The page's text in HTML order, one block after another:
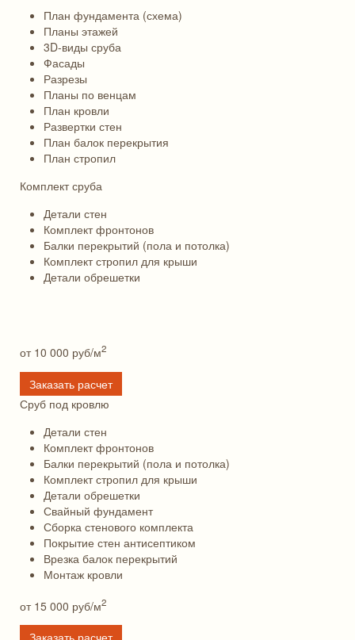
План фундамента (схема)
Планы этажей
3D-виды сруба
Фасады
Разрезы
Планы по венцам
План кровли
Развертки стен
План балок перекрытия
План стропил
Комплект сруба
Детали стен
Комплект фронтонов
Балки перекрытий (пола и потолка)
Комплект стропил для крыши
Детали обрешетки
от 10 000 руб/м2
Заказать расчет
Сруб под кровлю
Детали стен
Комплект фронтонов
Балки перекрытий (пола и потолка)
Комплект стропил для крыши
Детали обрешетки
Свайный фундамент
Сборка стенового комплекта
Покрытие стен антисептиком
Врезка балок перекрытий
Монтаж кровли
от 15 000 руб/м2